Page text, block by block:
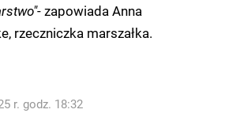
- zapowiada Anna
rzeczniczka marszałka.
r. godz. 18:32